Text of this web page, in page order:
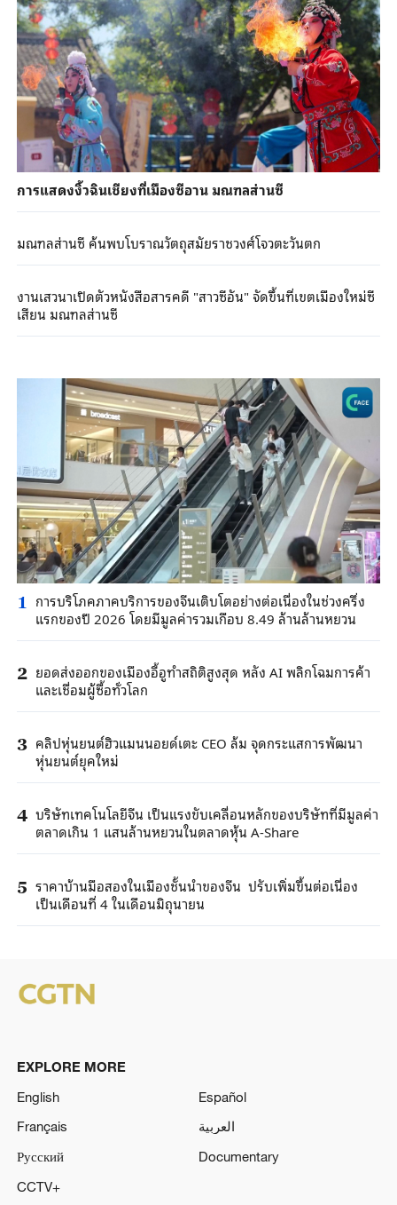
การแสดงงิ้วฉินเชียงที่เมืองซีอาน มณฑลส่านซี
มณฑลส่านซี ค้นพบโบราณวัตถุสมัยราชวงศ์โจวตะวันตก
งานเสวนาเปิดตัวหนังสือสารคดี "สาวซีอัน" จัดขึ้นที่เขตเมืองใหม่ซี
เสียน มณฑลส่านซี
1 การบริโภคภาคบริการของจีนเติบโตอย่างต่อเนื่องในช่วงครึ่ง
แรกของปี 2026 โดยมีมูลค่ารวมเกือบ 8.49 ล้านล้านหยวน
2 ยอดส่งออกของเมืองอี้อูทำสถิติสูงสุด หลัง AI พลิกโฉมการค้า
และเชื่อมผู้ซื้อทั่วโลก
3 คลิปหุ่นยนต์ฮิวแมนนอยด์เตะ CEO ล้ม จุดกระแสการพัฒนา
หุ่นยนต์ยุคใหม่
4 บริษัทเทคโนโลยีจีน เป็นแรงขับเคลื่อนหลักของบริษัทที่มีมูลค่า
ตลาดเกิน 1 แสนล้านหยวนในตลาดหุ้น A-Share
5 ราคาบ้านมือสองในเมืองชั้นนำของจีน ปรับเพิ่มขึ้นต่อเนื่อง
เป็นเดือนที่ 4 ในเดือนมิถุนายน
EXPLORE MORE
English
Español
Français
العربية
Русский
Documentary
CCTV+